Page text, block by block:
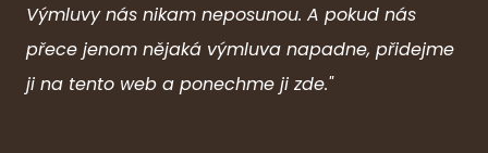
Výmluvy nás nikam neposunou. A pokud nás
přece jenom nějaká výmluva napadne, přidejme
ji na tento web a ponechme ji zde."